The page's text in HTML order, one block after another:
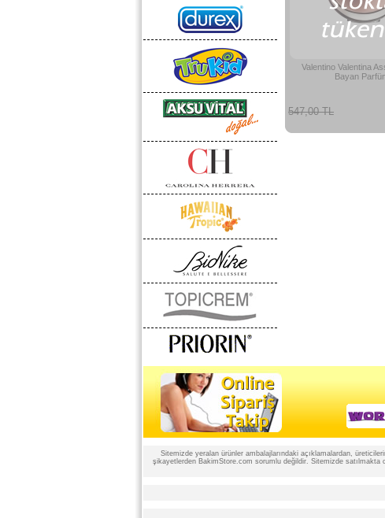
Valentino Valentina
Bayan
547,00 TL
Sitemizde yeralan ürünler ambalajlarındaki açıklamalardan,
şikayetlerden BakimStore.com sorumlu değildir. Sitemizde satılmakta